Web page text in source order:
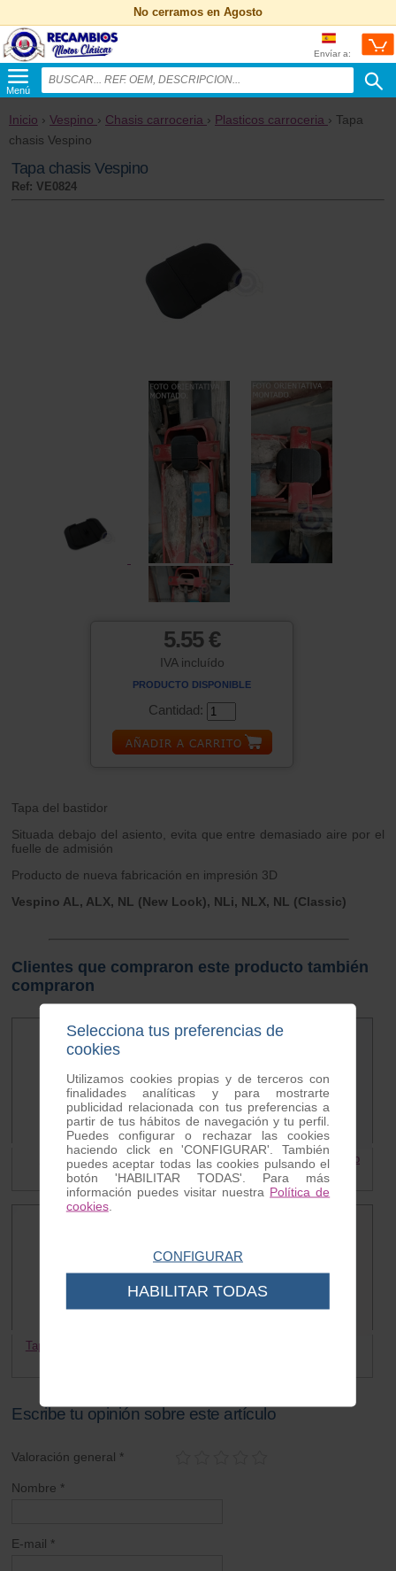
No cerramos en Agosto
Envíar a:
Menú
Inicio › Vespino › Chasis carroceria › Plasticos carroceria › Tapa
chasis Vespino
Tapa chasis Vespino
Ref: VE0824
5.55 €
IVA incluído
PRODUCTO DISPONIBLE
Cantidad:
Tapa del bastidor
Situada debajo del asiento, evita que entre demasiado aire por el
fuelle de admisión
Producto de nueva fabricación en impresión 3D
Vespino AL, ALX, NL (New Look), NLi, NLX, NL (Classic)
Clientes que compraron este producto también
compraron
Fuelle admision Vespino
6.00 €
Tapa lateral derecha Vespino
23.70 €
Tapa lateral izquierda Vespino
Escribe tu opinión sobre este artículo
Valoración general *
Nombre *
E-mail *
Selecciona tus preferencias de
cookies
Utilizamos cookies propias y de terceros con
finalidades analíticas y para mostrarte
publicidad relacionada con tus preferencias a
partir de tus hábitos de navegación y tu perfil.
Puedes configurar o rechazar las cookies
haciendo click en 'CONFIGURAR'. También
puedes aceptar todas las cookies pulsando el
botón 'HABILITAR TODAS'. Para más
información puedes visitar nuestra Política de
cookies.
CONFIGURAR
HABILITAR TODAS